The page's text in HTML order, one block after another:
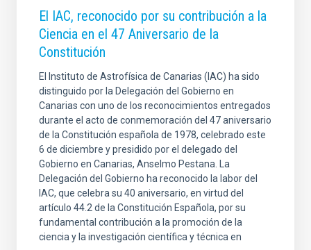
El IAC, reconocido por su contribución a la
Ciencia en el 47 Aniversario de la
Constitución
El Instituto de Astrofísica de Canarias (IAC) ha sido
distinguido por la Delegación del Gobierno en
Canarias con uno de los reconocimientos entregados
durante el acto de conmemoración del 47 aniversario
de la Constitución española de 1978, celebrado este
6 de diciembre y presidido por el delegado del
Gobierno en Canarias, Anselmo Pestana. La
Delegación del Gobierno ha reconocido la labor del
IAC, que celebra su 40 aniversario, en virtud del
artículo 44.2 de la Constitución Española, por su
fundamental contribución a la promoción de la
ciencia y la investigación científica y técnica en